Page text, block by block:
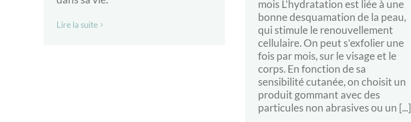
Lire la suite
mois L'hydratation est liée à une
bonne desquamation de la peau,
qui stimule le renouvellement
cellulaire. On peut s'exfolier une
fois par mois, sur le visage et le
corps. En fonction de sa
sensibilité cutanée, on choisit un
produit gommant avec des
particules non abrasives ou un [...]